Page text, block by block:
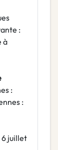
:
à
:
:
6 juillet